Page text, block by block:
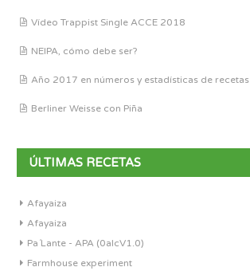
Vídeo Trappist Single ACCE 2018
NEIPA, cómo debe ser?
Año 2017 en números y estadísticas de recetas
Berliner Weisse con Piña
ÚLTIMAS RECETAS
Afayaiza
Afayaiza
Pa´Lante - APA (0alcV1.0)
Farmhouse experiment